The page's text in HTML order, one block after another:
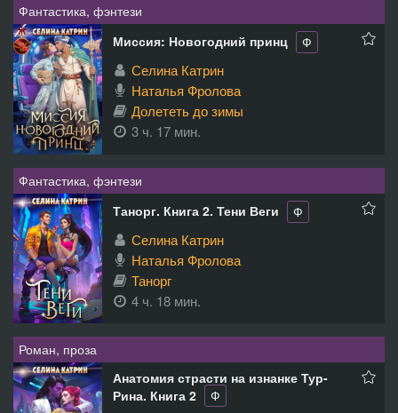
Фантастика, фэнтези
Миссия: Новогодний принц
Ф
Селина Катрин
Наталья Фролова
Долететь до зимы
3 ч. 17 мин.
Фантастика, фэнтези
Танорг. Книга 2. Тени Веги
Ф
Селина Катрин
Наталья Фролова
Танорг
4 ч. 18 мин.
Роман, проза
Анатомия страсти на изнанке Тур-
Рина. Книга 2
Ф